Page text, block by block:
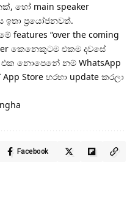
හෝ main speaker
ප්‍රයෝජනවත්.
features “over the coming
කෙනෙකුටම එකම දවසේ
නොපෙනේ නම් WhatsApp
Store හරහා update කරලා
Facebook